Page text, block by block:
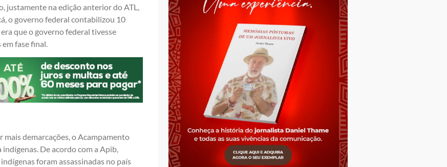
justamente na edição anterior do ATL,
o governo federal contabilizou 10
que o governo federal tivesse
fase final.
demarcações, o Acampamento
De acordo com a Apib,
foram assassinadas no país